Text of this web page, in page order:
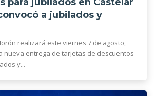
a jubilados y
realizará este viernes 7 de agosto,
nueva entrega de tarjetas de descuentos
y...